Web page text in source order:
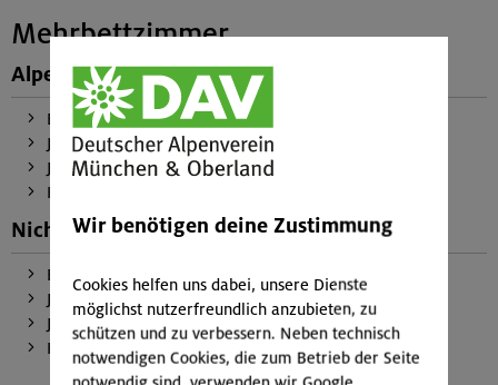
Mehrbettzimmer
Alpenvereinsmitglieder
Erwachsene (ab 26): 25 €
Junior (19–25): 25 €
Jugend (7–18): 13 €
Kinder (bis 6): 8 €
Nichtmitglieder
Erwachsene (ab 18): 39 €
Junior (14–17): 36 €
Jugend (7–13): 26 €
Kinder (bis 6): 20 €
Wir benötigen deine Zustimmung
Cookies helfen uns dabei, unsere Dienste
möglichst nutzerfreundlich anzubieten, zu
schützen und zu verbessern. Neben technisch
notwendigen Cookies, die zum Betrieb der Seite